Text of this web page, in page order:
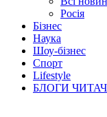
Росія
Бізнес
Наука
Шоу-бізнес
Спорт
Lifestyle
БЛОГИ